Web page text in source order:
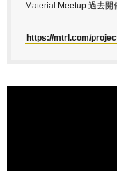
Material Meetup 過去開
https://mtrl.com/